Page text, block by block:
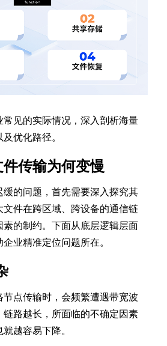
见的实际情况，深入剖析海量
优化路径。
传输为何变慢
的问题，首先需要深入探究其
件在跨区域、跨设备的通信链
素的制约。下面从底层逻辑层面
业精准定位问题所在。
点传输时，会频繁遭遇带宽波
路越长，所面临的不确定因素
越容易下降。